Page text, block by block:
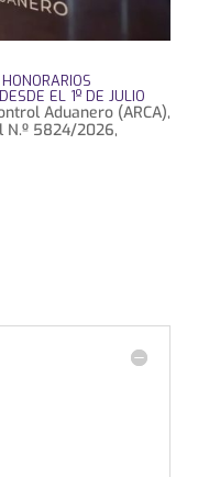
EL 1º DE JULIO
Aduanero (ARCA),
N.º 5824/2026,